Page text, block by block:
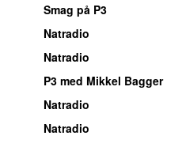
Smag på P3
Natradio
Natradio
P3 med Mikkel Bagger
Natradio
Natradio